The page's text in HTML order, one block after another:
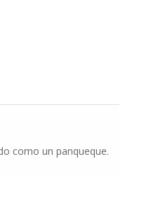
como un panqueque.